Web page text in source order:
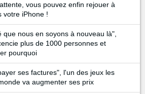
vous pouvez enfin rejouer à
votre iPhone !
que nous en soyons à nouveau là",
plus de 1000 personnes et
pourquoi
ses factures", l'un des jeux les
va augmenter ses prix